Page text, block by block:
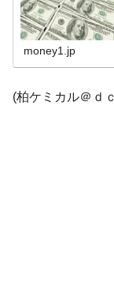
money1.jp
(柏ケミカル＠ｄ